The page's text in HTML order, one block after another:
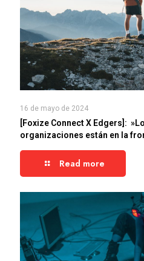
16 de mayo de 2024
[Foxize Connect X Edgers]:
organizaciones están en la
Read more